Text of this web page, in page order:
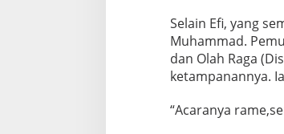
Selain Efi, yang
Muhammad.
dan Olah Raga
ketampanannya.
“Acaranya